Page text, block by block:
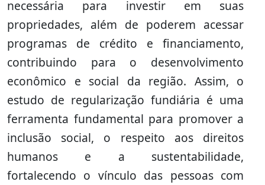
necessária para investir em suas
propriedades, além de poderem acessar
programas de crédito e financiamento,
contribuindo para o desenvolvimento
econômico e social da região. Assim, o
estudo de regularização fundiária é uma
ferramenta fundamental para promover a
inclusão social, o respeito aos direitos
humanos e a sustentabilidade,
fortalecendo o vínculo das pessoas com